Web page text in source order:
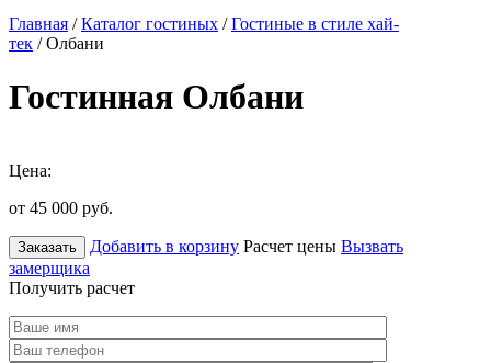
Главная /Каталог гостиных /Гостиные в стиле хай-
тек / Олбани
Гостинная Олбани
Цена:
от 45 000 руб.
Заказать Добавить в корзину Расчет цены Вызвать
замерщика
Получить расчет